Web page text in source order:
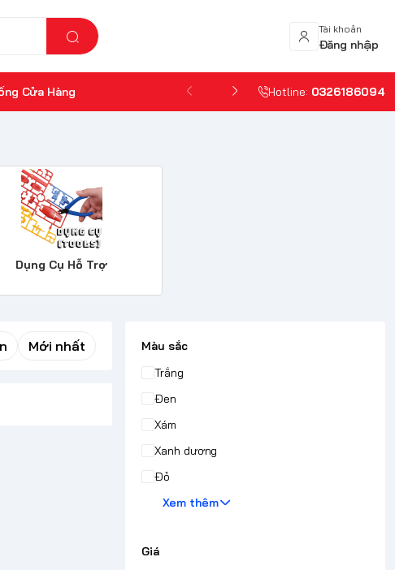
Tài khoản
Đăng nhập
Cửa Hàng Hotline: 0326186094
Dụng Cụ Hỗ Trợ
Mới nhất
Giá
Màu sắc
Trắng
Đen
Xám
Xanh dương
Đỏ
Xem thêm